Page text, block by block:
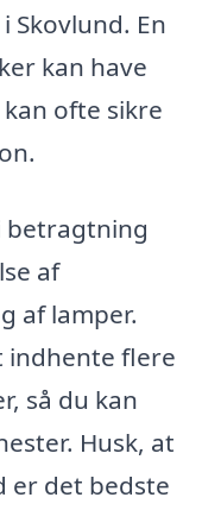
En
kan have
ofte sikre
betragtning
af
af lamper.
indhente flere
så du kan
Husk, at
er det bedste